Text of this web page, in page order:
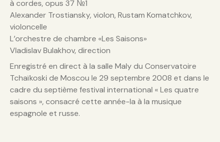
à cordes, opus 37 №1
Alexander Trostiansky, violon, Rustam Komatchkov,
violoncelle
L’orchestre de chambre «Les Saisons»
Vladislav Bulakhov, direction
Enregistré en direct à la salle Maly du Conservatoire
Tchaïkoski de Moscou le 29 septembre 2008 et dans le
cadre du septième festival international « Les quatre
saisons », consacré cette année-la à la musique
espagnole et russe.